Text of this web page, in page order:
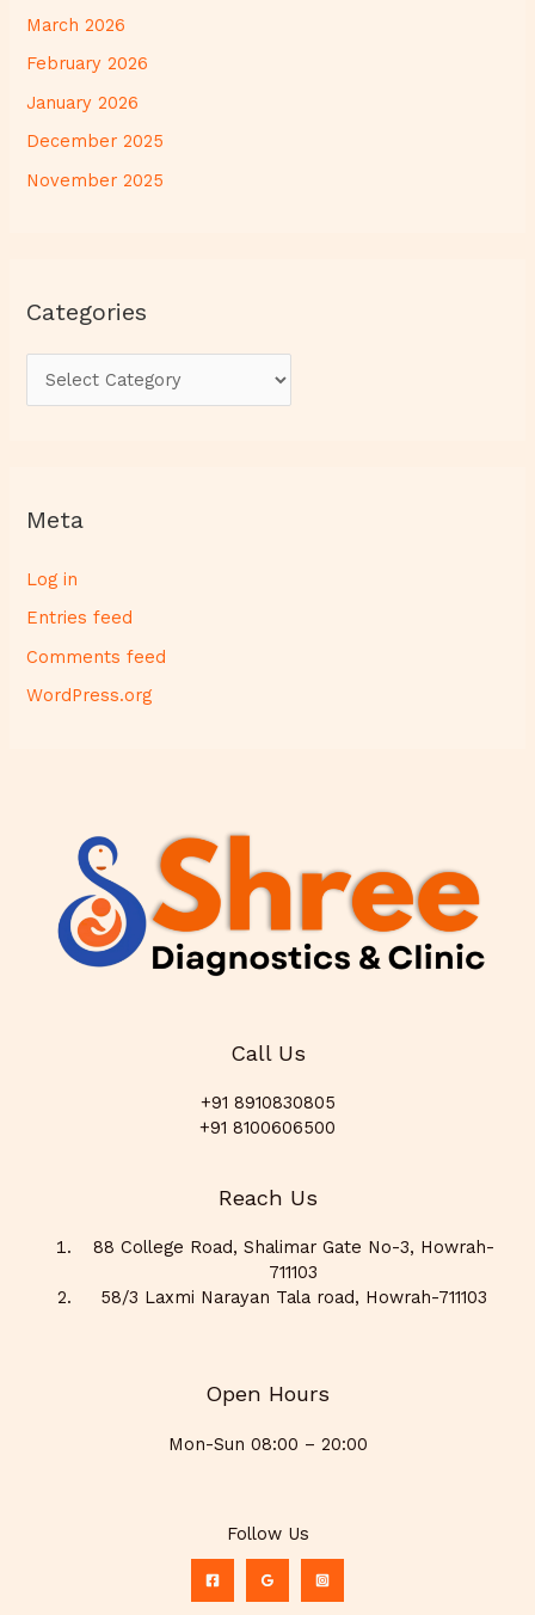
March 2026
February 2026
January 2026
December 2025
November 2025
Categories
Meta
Log in
Entries feed
Comments feed
WordPress.org
Call Us
+91 8910830805
+91 8100606500
Reach Us
88 College Road, Shalimar Gate No-3, Howrah-
711103
58/3 Laxmi Narayan Tala road, Howrah-711103
Open Hours
Mon-Sun 08:00 – 20:00
Follow Us